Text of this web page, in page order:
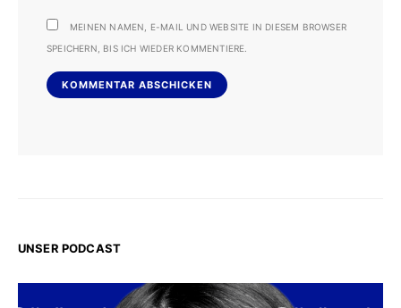
MEINEN NAMEN, E-MAIL UND WEBSITE IN DIESEM BROWSER
SPEICHERN, BIS ICH WIEDER KOMMENTIERE.
UNSER PODCAST